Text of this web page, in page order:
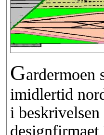
Gardermoen
imidlertid
i beskrivelsen